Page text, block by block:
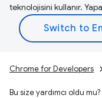
teknolojisini kullanır.
Chrome for Developers
Bu size yardımcı oldu mu?